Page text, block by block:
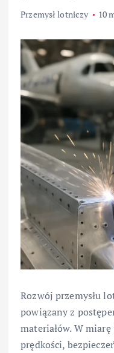
Przemysł lotniczy 10
Rozwój przemysłu
powiązany z
materiałów. W
prędkości,